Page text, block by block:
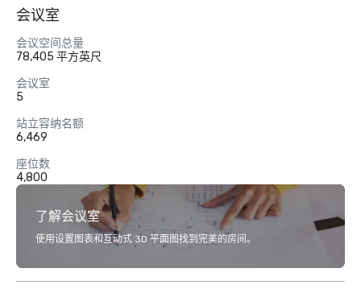
会议室
会议空间总量
78,405 平方英尺
会议室
5
站立容纳名额
6,469
座位数
4,800
了解会议室
使用设置图表和互动式 3D 平面图找到完美的房间。